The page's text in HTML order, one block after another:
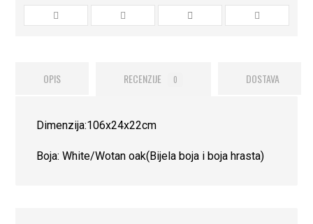
OPIS RECENZIJE 0 DOSTAVA
Dimenzija:106x24x22cm
Boja: White/Wotan oak(Bijela boja i boja hrasta)